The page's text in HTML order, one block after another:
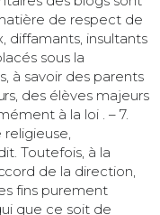
de respect de
diffamants, insultants
sous la
à savoir des parents
des élèves majeurs
à la loi . – 7.
Toutefois, à la
de la direction,
fins purement
que ce soit de